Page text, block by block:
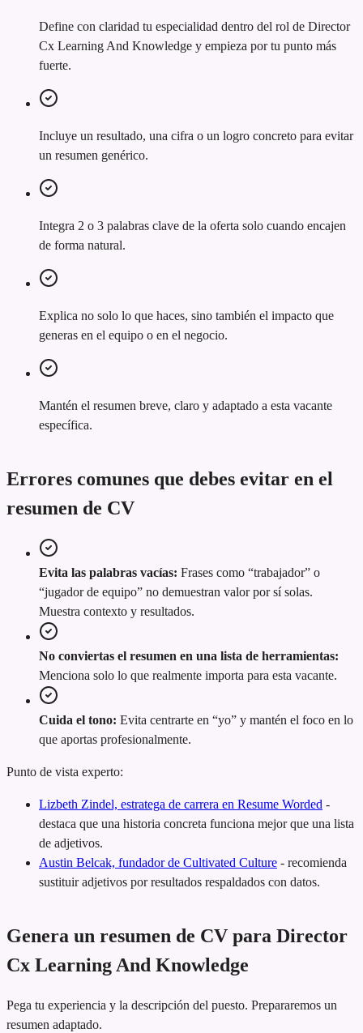
Define con claridad tu especialidad dentro del rol de Director
Cx Learning And Knowledge y empieza por tu punto más
fuerte.
Incluye un resultado, una cifra o un logro concreto para evitar
un resumen genérico.
Integra 2 o 3 palabras clave de la oferta solo cuando encajen
de forma natural.
Explica no solo lo que haces, sino también el impacto que
generas en el equipo o en el negocio.
Mantén el resumen breve, claro y adaptado a esta vacante
específica.
Errores comunes que debes evitar en el
resumen de CV
Evita las palabras vacías: Frases como “trabajador” o
“jugador de equipo” no demuestran valor por sí solas.
Muestra contexto y resultados.
No conviertas el resumen en una lista de herramientas:
Menciona solo lo que realmente importa para esta vacante.
Cuida el tono: Evita centrarte en “yo” y mantén el foco en lo
que aportas profesionalmente.
Punto de vista experto:
Lizbeth Zindel, estratega de carrera en Resume Worded -
destaca que una historia concreta funciona mejor que una lista
de adjetivos.
Austin Belcak, fundador de Cultivated Culture - recomienda
sustituir adjetivos por resultados respaldados con datos.
Genera un resumen de CV para Director
Cx Learning And Knowledge
Pega tu experiencia y la descripción del puesto. Prepararemos un
resumen adaptado.